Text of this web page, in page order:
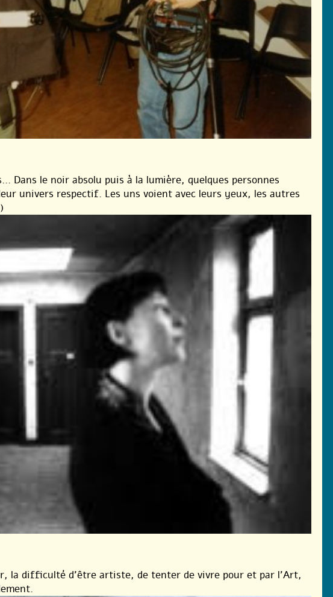
Dans le noir absolu puis à la lumière, quelques personnes
univers respectif. Les uns voient avec leurs yeux, les autres
la difficulté d’être artiste, de tenter de vivre pour et par l’Art,